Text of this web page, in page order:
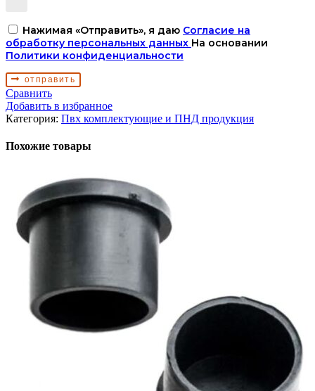
Нажимая «Отправить», я даю Согласие на
обработку персональных данных На основании
Политики конфиденциальности
отправить
Сравнить
Добавить в избранное
Категория: Пвх комплектующие и ПНД продукция
Похожие товары